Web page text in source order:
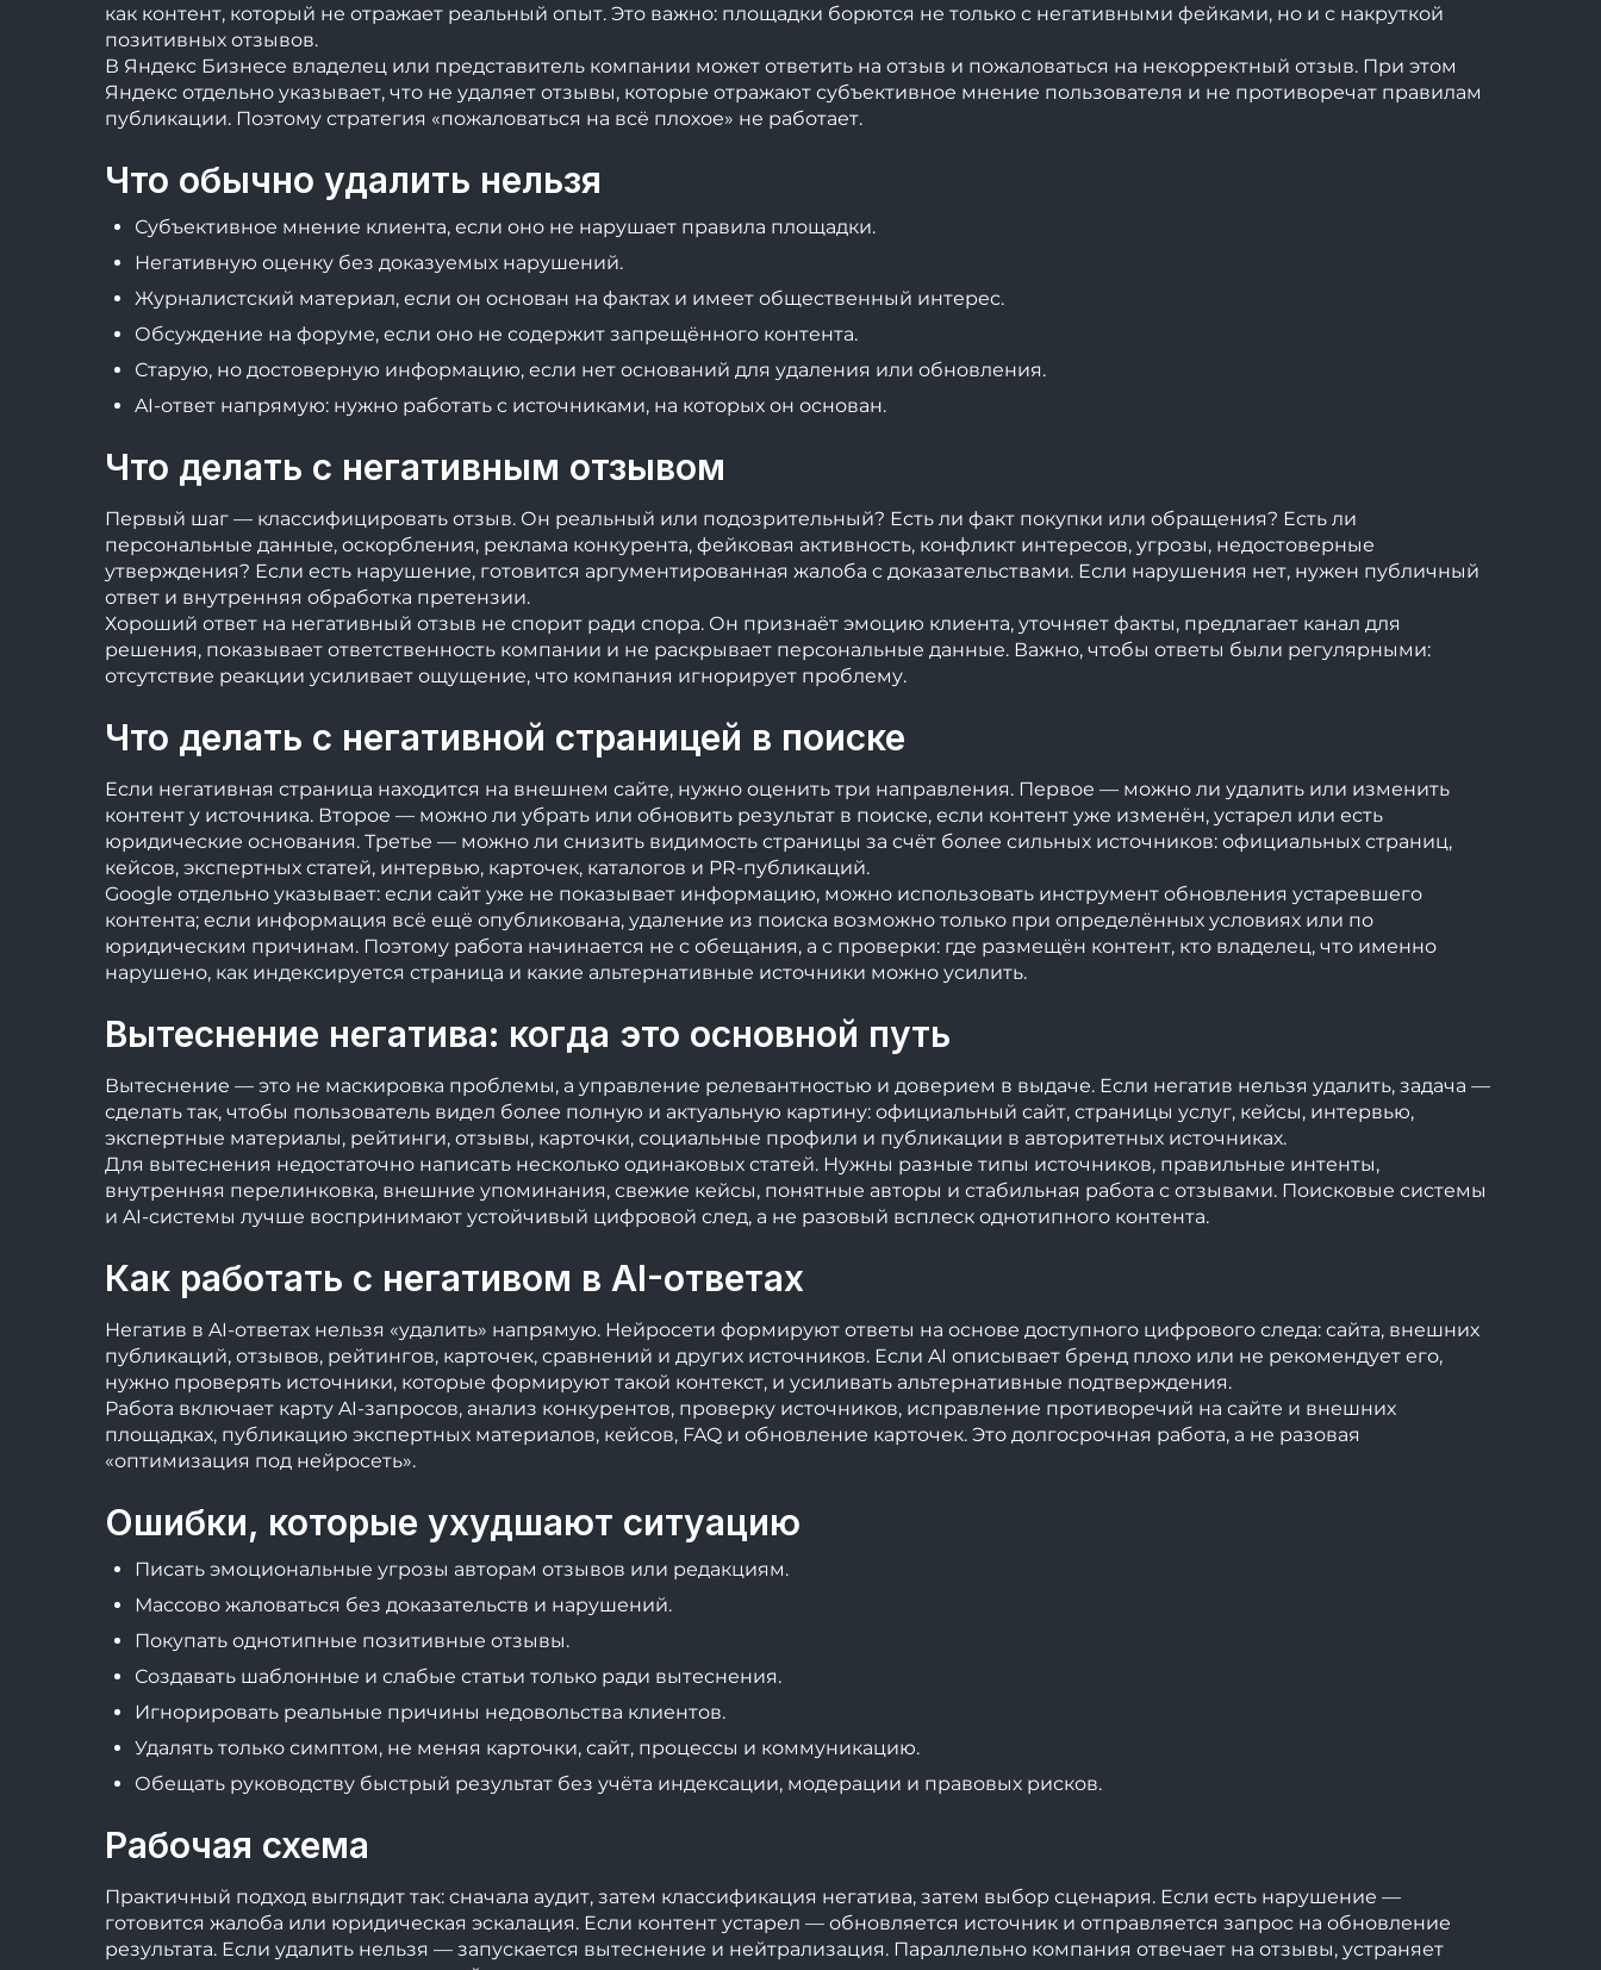
как контент, который не отражает реальный опыт. Это важно: площадки борются не только с негативными фейками, но и с накруткой
позитивных отзывов.
В Яндекс Бизнесе владелец или представитель компании может ответить на отзыв и пожаловаться на некорректный отзыв. При этом
Яндекс отдельно указывает, что не удаляет отзывы, которые отражают субъективное мнение пользователя и не противоречат правилам
публикации. Поэтому стратегия «пожаловаться на всё плохое» не работает.
Что обычно удалить нельзя
Субъективное мнение клиента, если оно не нарушает правила площадки.
Негативную оценку без доказуемых нарушений.
Журналистский материал, если он основан на фактах и имеет общественный интерес.
Обсуждение на форуме, если оно не содержит запрещённого контента.
Старую, но достоверную информацию, если нет оснований для удаления или обновления.
AI-ответ напрямую: нужно работать с источниками, на которых он основан.
Что делать с негативным отзывом
Первый шаг — классифицировать отзыв. Он реальный или подозрительный? Есть ли факт покупки или обращения? Есть ли
персональные данные, оскорбления, реклама конкурента, фейковая активность, конфликт интересов, угрозы, недостоверные
утверждения? Если есть нарушение, готовится аргументированная жалоба с доказательствами. Если нарушения нет, нужен публичный
ответ и внутренняя обработка претензии.
Хороший ответ на негативный отзыв не спорит ради спора. Он признаёт эмоцию клиента, уточняет факты, предлагает канал для
решения, показывает ответственность компании и не раскрывает персональные данные. Важно, чтобы ответы были регулярными:
отсутствие реакции усиливает ощущение, что компания игнорирует проблему.
Что делать с негативной страницей в поиске
Если негативная страница находится на внешнем сайте, нужно оценить три направления. Первое — можно ли удалить или изменить
контент у источника. Второе — можно ли убрать или обновить результат в поиске, если контент уже изменён, устарел или есть
юридические основания. Третье — можно ли снизить видимость страницы за счёт более сильных источников: официальных страниц,
кейсов, экспертных статей, интервью, карточек, каталогов и PR-публикаций.
Google отдельно указывает: если сайт уже не показывает информацию, можно использовать инструмент обновления устаревшего
контента; если информация всё ещё опубликована, удаление из поиска возможно только при определённых условиях или по
юридическим причинам. Поэтому работа начинается не с обещания, а с проверки: где размещён контент, кто владелец, что именно
нарушено, как индексируется страница и какие альтернативные источники можно усилить.
Вытеснение негатива: когда это основной путь
Вытеснение — это не маскировка проблемы, а управление релевантностью и доверием в выдаче. Если негатив нельзя удалить, задача —
сделать так, чтобы пользователь видел более полную и актуальную картину: официальный сайт, страницы услуг, кейсы, интервью,
экспертные материалы, рейтинги, отзывы, карточки, социальные профили и публикации в авторитетных источниках.
Для вытеснения недостаточно написать несколько одинаковых статей. Нужны разные типы источников, правильные интенты,
внутренняя перелинковка, внешние упоминания, свежие кейсы, понятные авторы и стабильная работа с отзывами. Поисковые системы
и AI-системы лучше воспринимают устойчивый цифровой след, а не разовый всплеск однотипного контента.
Как работать с негативом в AI-ответах
Негатив в AI-ответах нельзя «удалить» напрямую. Нейросети формируют ответы на основе доступного цифрового следа: сайта, внешних
публикаций, отзывов, рейтингов, карточек, сравнений и других источников. Если AI описывает бренд плохо или не рекомендует его,
нужно проверять источники, которые формируют такой контекст, и усиливать альтернативные подтверждения.
Работа включает карту AI-запросов, анализ конкурентов, проверку источников, исправление противоречий на сайте и внешних
площадках, публикацию экспертных материалов, кейсов, FAQ и обновление карточек. Это долгосрочная работа, а не разовая
«оптимизация под нейросеть».
Ошибки, которые ухудшают ситуацию
Писать эмоциональные угрозы авторам отзывов или редакциям.
Массово жаловаться без доказательств и нарушений.
Покупать однотипные позитивные отзывы.
Создавать шаблонные и слабые статьи только ради вытеснения.
Игнорировать реальные причины недовольства клиентов.
Удалять только симптом, не меняя карточки, сайт, процессы и коммуникацию.
Обещать руководству быстрый результат без учёта индексации, модерации и правовых рисков.
Рабочая схема
Практичный подход выглядит так: сначала аудит, затем классификация негатива, затем выбор сценария. Если есть нарушение —
готовится жалоба или юридическая эскалация. Если контент устарел — обновляется источник и отправляется запрос на обновление
результата. Если удалить нельзя — запускается вытеснение и нейтрализация. Параллельно компания отвечает на отзывы, устраняет